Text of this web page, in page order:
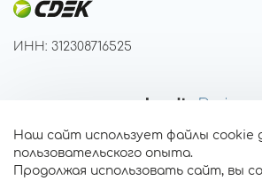
ИНН: 312308716525
Наш сайт использует файлы cookie
пользовательского опыта.
Продолжая использовать сайт, вы